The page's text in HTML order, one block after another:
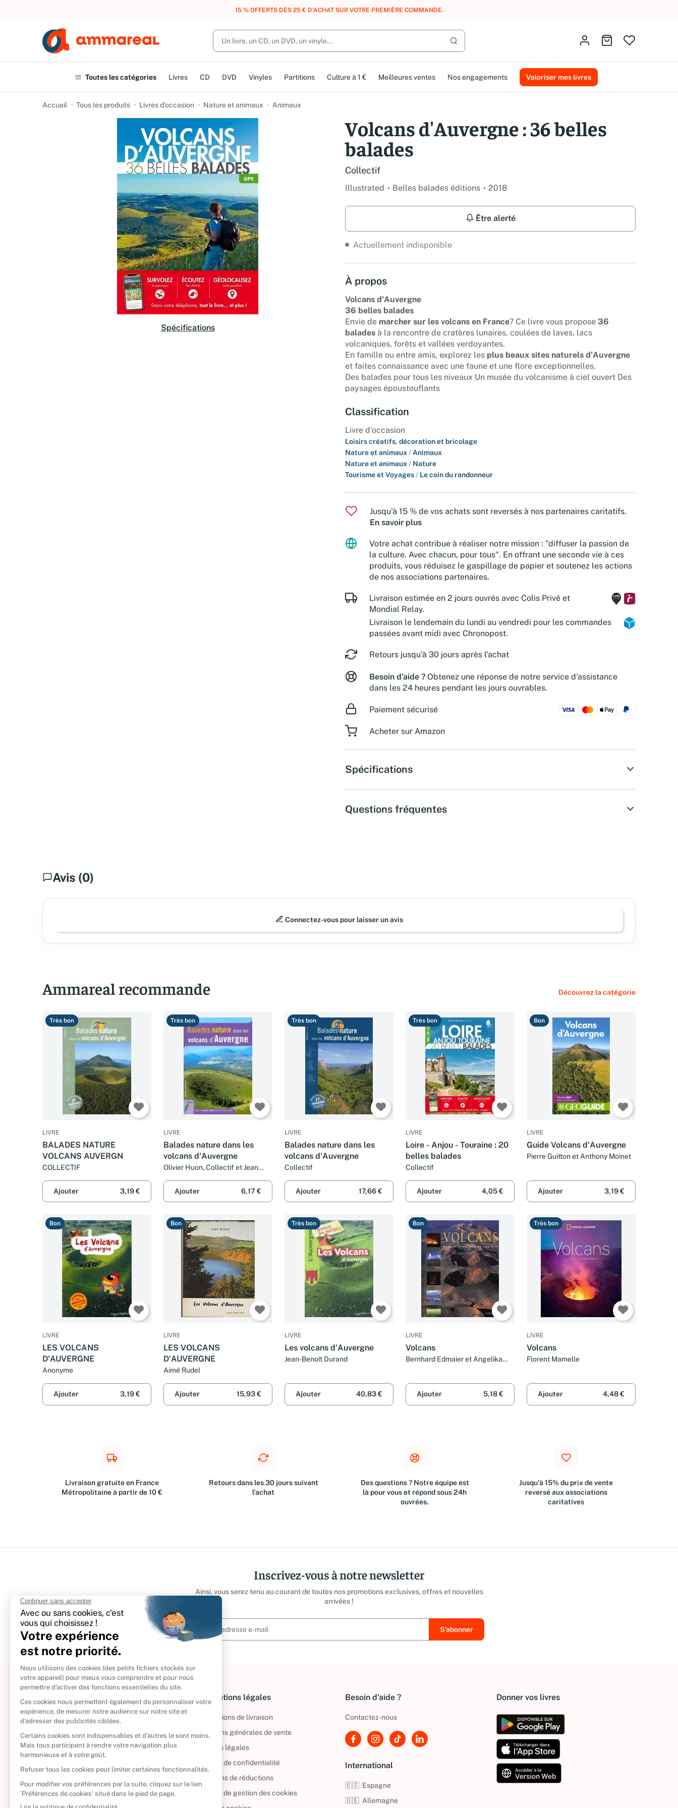
UN ACHAT, DES POINTS, DES RÉCOMPENSES :REJOIGNEZ GRATUITEMENT LE CLUB AMMAREAL.
Lancer la recherche
Identifiez-vousAller au panier
Toutes les catégories Livres CD DVD Vinyles Partitions Culture à 1 € Meilleures ventes Nos engagements Valoriser mes livres
Accueil Tous les produits Livres d’occasion Nature et animaux Animaux
Spécifications
Volcans d'Auvergne : 36 belles
balades
Collectif
Illustrated Belles balades éditions 2018
Être alerté
Actuellement indisponible
À propos
Volcans d'Auvergne
36 belles balades
Envie de marcher sur les volcans en France? Ce livre vous propose 36
balades à la rencontre de cratères lunaires, coulées de laves, lacs
volcaniques, forêts et vallées verdoyantes.
En famille ou entre amis, explorez les plus beaux sites naturels d'Auvergne
et faites connaissance avec une faune et une flore exceptionnelles.
Des balades pour tous les niveaux Un musée du volcanisme à ciel ouvert Des
paysages époustouflants
Classification
Livre d'occasion
Loisirs créatifs, décoration et bricolage
Nature et animaux / Animaux
Nature et animaux / Nature
Tourisme et Voyages / Le coin du randonneur
Jusqu'à 15 % de vos achats sont reversés à nos partenaires caritatifs.
En savoir plus
Votre achat contribue à réaliser notre mission : "diffuser la passion de
la culture. Avec chacun, pour tous". En offrant une seconde vie à ces
produits, vous réduisez le gaspillage de papier et soutenez les actions
de nos associations partenaires.
Livraison estimée en 2 jours ouvrés avec Colis Privé et
Mondial Relay.
Livraison le lendemain du lundi au vendredi pour les commandes
passées avant midi avec Chronopost.
Retours jusqu'à 30 jours après l'achat
Besoin d'aide ? Obtenez une réponse de notre service d'assistance
dans les 24 heures pendant les jours ouvrables.
Paiement sécurisé
Acheter sur Amazon
Spécifications
Questions fréquentes
Avis (0)
Connectez-vous pour laisser un avis
Ammareal recommande Découvrez la catégorie
Très bon
LIVRE
BALADES NATURE
VOLCANS AUVERGN
COLLECTIF
Ajouter 3,19 €
Très bon
LIVRE
Balades nature dans les
volcans d'Auvergne
Olivier Huon, Collectif et Jean
Ajouter
6,17 €
Très bon
LIVRE
Balades nature dans les
volcans d'Auvergne
Collectif
Ajouter 17,66 €
Très bon
LIVRE
Loire - Anjou - Touraine : 20
belles balades
Collectif
Ajouter 4,05 €
Bon
LIVRE
Guide Volcans d'Auvergne
Pierre Guitton et Anthony Moinet
Ajouter 3,19 €
Bon
LIVRE
LES VOLCANS
D'AUVERGNE
Anonyme
Ajouter 3,19 €
Bon
LIVRE
LES VOLCANS
D'AUVERGNE
Aimé Rudel
Ajouter 15,93 €
Très bon
LIVRE
Les volcans d'Auvergne
Jean-Benoît Durand
Ajouter 40,83 €
Bon
LIVRE
Volcans
Bernhard Edmaier et Angelika
Ajouter 5,18 €
Très bon
LIVRE
Volcans
Florent Mamelle
Ajouter 4,48 €
Livraison gratuite en France
Métropolitaine à partir de 10 €
Retours dans les 30 jours suivant
l'achat
Des questions ? Notre équipe est
là pour vous et répond sous 24h
ouvrées.
Jusqu'à 15% du prix de vente
reversé aux associations
caritatives
Inscrivez-vous à notre newsletter
Ainsi, vous serez tenu au courant de toutes nos promotions exclusives, offres et nouvelles
arrivées !
À propos
Politique de retour
Reprendre vos livres
Qui sommes-nous ?
CD d'occasion
Informations légales
Informations de livraison
Conditions générales de vente
Mentions légales
Politique de confidentialité
Conditions de réductions
Politique de gestion des cookies
Besoin d'aide ?
Contactez-nous
International
🇪🇸 Espagne
🇩🇪 Allemagne
Donner vos livres